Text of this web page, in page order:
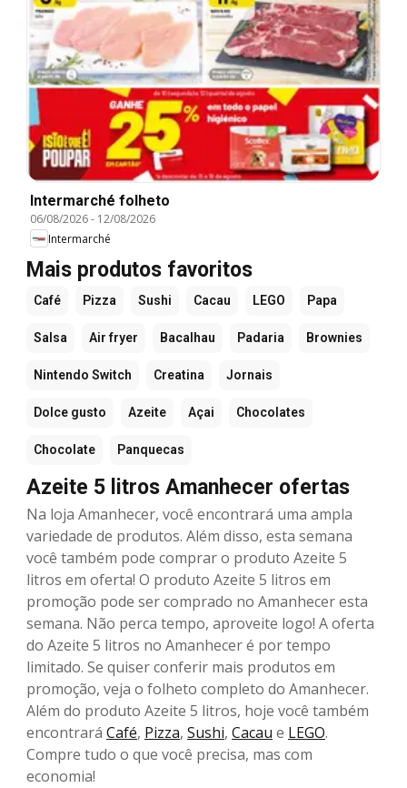
Intermarché folheto
06/08/2026- 12/08/2026
Intermarché
Mais produtos favoritos
Café Pizza Sushi Cacau LEGO Papa
Salsa Air fryer Bacalhau Padaria Brownies
Nintendo Switch Creatina Jornais
Dolce gusto Azeite Açai Chocolates
Chocolate Panquecas
Azeite 5 litros Amanhecer ofertas
Na loja Amanhecer, você encontrará uma ampla
variedade de produtos. Além disso, esta semana
você também pode comprar o produto Azeite 5
litros em oferta! O produto Azeite 5 litros em
promoção pode ser comprado no Amanhecer esta
semana. Não perca tempo, aproveite logo! A oferta
do Azeite 5 litros no Amanhecer é por tempo
limitado. Se quiser conferir mais produtos em
promoção, veja o folheto completo do Amanhecer.
Além do produto Azeite 5 litros, hoje você também
encontrará Café, Pizza, Sushi, Cacau e LEGO.
Compre tudo o que você precisa, mas com
economia!